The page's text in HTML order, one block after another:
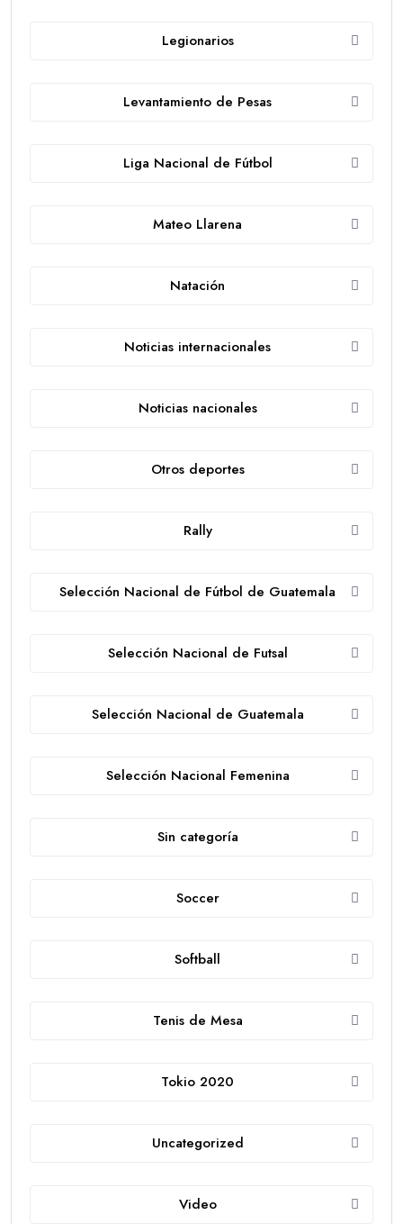
Legionarios
Levantamiento de Pesas
Liga Nacional de Fútbol
Mateo Llarena
Natación
Noticias internacionales
Noticias nacionales
Otros deportes
Rally
Selección Nacional de Fútbol de Guatemala
Selección Nacional de Futsal
Selección Nacional de Guatemala
Selección Nacional Femenina
Sin categoría
Soccer
Softball
Tenis de Mesa
Tokio 2020
Uncategorized
Video